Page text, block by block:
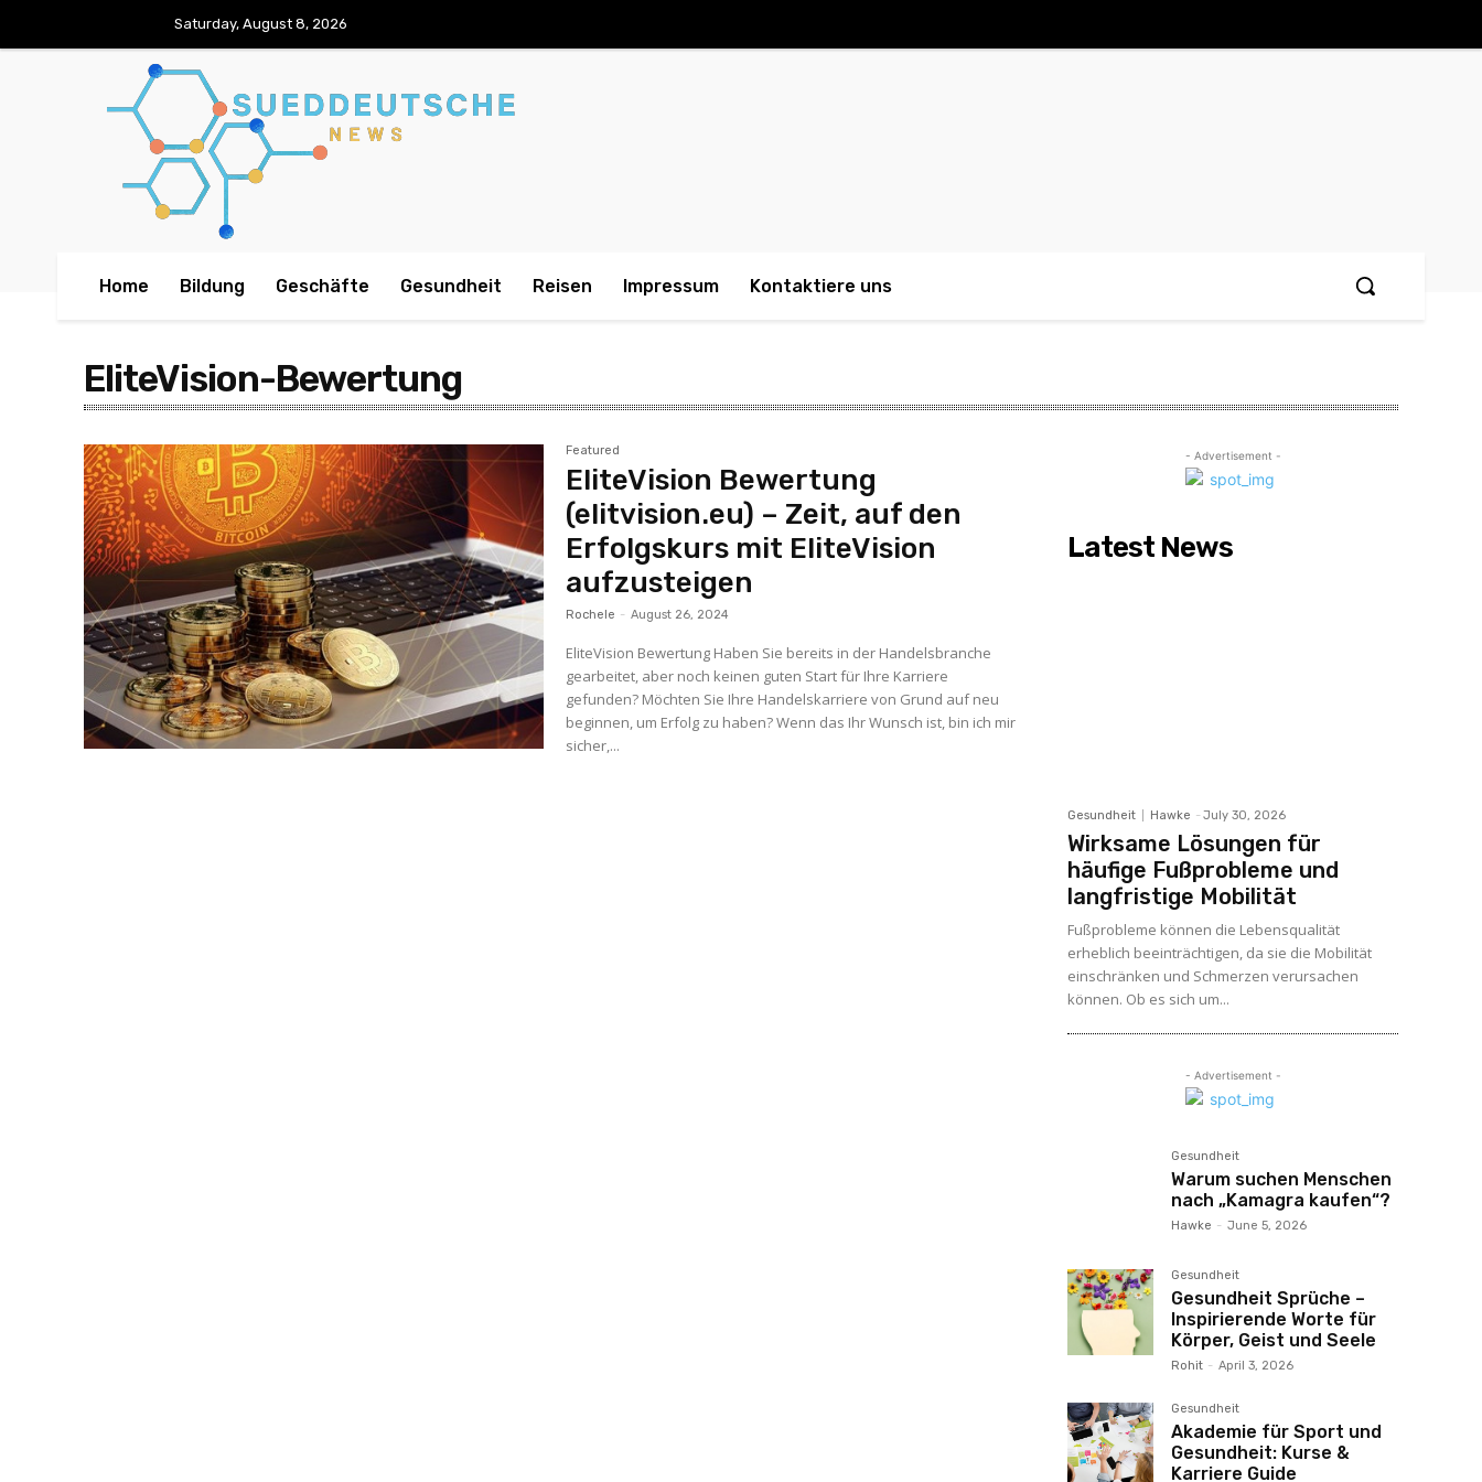
Saturday, August 8, 2026
Home Bildung Geschäfte Gesundheit Reisen Impressum Kontaktiere uns
EliteVision-Bewertung
Featured
EliteVision Bewertung
(elitvision.eu) – Zeit, auf den
Erfolgskurs mit EliteVision
aufzusteigen
Rochele - August 26, 2024
EliteVision Bewertung Haben Sie bereits in der Handelsbranche
gearbeitet, aber noch keinen guten Start für Ihre Karriere
gefunden? Möchten Sie Ihre Handelskarriere von Grund auf neu
beginnen, um Erfolg zu haben? Wenn das Ihr Wunsch ist, bin ich mir
sicher,...
- Advertisement -
Latest News
Gesundheit Hawke - July 30, 2026
Wirksame Lösungen für
häufige Fußprobleme und
langfristige Mobilität
Fußprobleme können die Lebensqualität
erheblich beeinträchtigen, da sie die Mobilität
einschränken und Schmerzen verursachen
können. Ob es sich um...
- Advertisement -
Gesundheit
Warum suchen Menschen
nach „Kamagra kaufen“?
Hawke - June 5, 2026
Gesundheit
Gesundheit Sprüche –
Inspirierende Worte für
Körper, Geist und Seele
Rohit - April 3, 2026
Gesundheit
Akademie für Sport und
Gesundheit: Kurse &
Karriere Guide